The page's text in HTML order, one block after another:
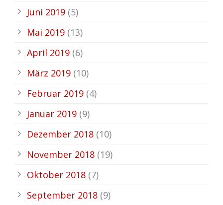
Juni 2019 (5)
Mai 2019 (13)
April 2019 (6)
März 2019 (10)
Februar 2019 (4)
Januar 2019 (9)
Dezember 2018 (10)
November 2018 (19)
Oktober 2018 (7)
September 2018 (9)